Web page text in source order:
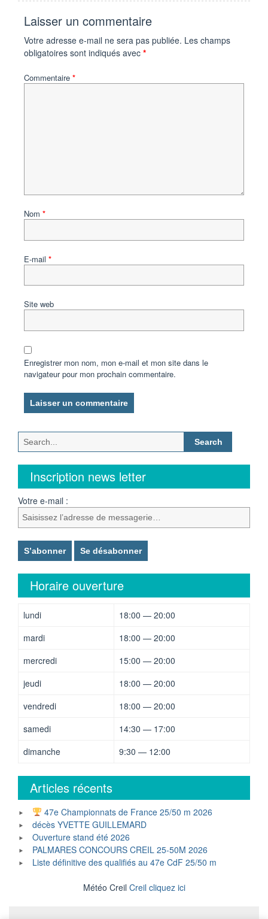
Laisser un commentaire
Votre adresse e-mail ne sera pas publiée. Les champs
obligatoires sont indiqués avec *
Commentaire *
Nom *
E-mail *
Site web
Enregistrer mon nom, mon e-mail et mon site dans le
navigateur pour mon prochain commentaire.
Search
for:
Inscription news letter
Votre e-mail :
Horaire ouverture
lundi
18:00 — 20:00
mardi
18:00 — 20:00
mercredi
15:00 — 20:00
jeudi
18:00 — 20:00
vendredi
18:00 — 20:00
samedi
14:30 — 17:00
dimanche
9:30 — 12:00
Articles récents
47e Championnats de France 25/50 m 2026
décès YVETTE GUILLEMARD
Ouverture stand été 2026
PALMARES CONCOURS CREIL 25-50M 2026
Liste définitive des qualifiés au 47e CdF 25/50 m
Météo Creil Creil cliquez ici